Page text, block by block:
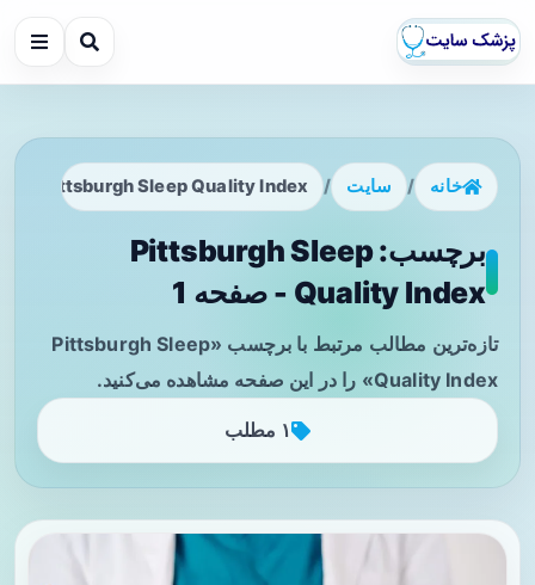
خانه / سایت /
Pittsburgh Sleep Quality Index
برچسب: Pittsburgh Sleep
Quality Index - صفحه 1
تازه‌ترین مطالب مرتبط با برچسب «Pittsburgh Sleep
Quality Index» را در این صفحه مشاهده می‌کنید.
۱ مطلب